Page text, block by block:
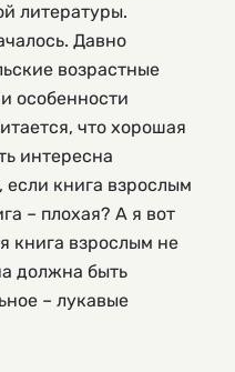
литературы.
Давно
возрастные
особенности
что хорошая
интересна
если книга взрослым
– плохая? А я вот
книга взрослым не
должна быть
– лукавые